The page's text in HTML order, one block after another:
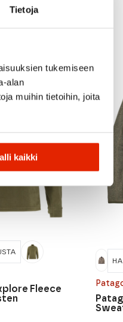
Tietoja
tukemiseen
alan
muihin tietoihin, joita
kaikki
Fleece